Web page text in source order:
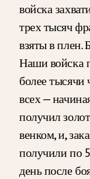
войска
трех тысяч
взяты в плен.
Наши войска
более тысячи
всех —
получил
венком, и,
получили по
день после